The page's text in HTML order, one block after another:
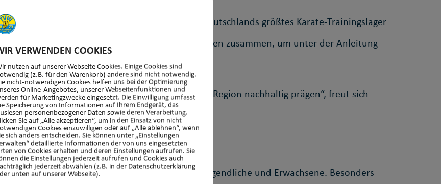
vom 4. bis 8. August das Karate-Gasshuku – Deutschlands größtes Karate-Trainingslager –
Sportler aus Deutschland und der Welt kommen zusammen, um unter der Anleitung
zu trainieren.
Diese Veranstaltung wird unser Dojo und die Region nachhaltig prägen“, freut sich
Juni 2025 neue Anfängerkurse für Kinder, Jugendliche und Erwachsene. Besonders
VERWENDEN COOKIES
nutzen auf unserer Webseite Cookies. Einige Cookies sind
(z.B. für den Warenkorb) andere sind nicht notwendig.
nicht-notwendigen Cookies helfen uns bei der Optimierung
Online-Angebotes, unserer Webseitenfunktionen und
für Marketingzwecke eingesetzt. Die Einwilligung umfasst
Speicherung von Informationen auf Ihrem Endgerät, das
personenbezogener Daten sowie deren Verarbeitung.
Sie auf „Alle akzeptieren“, um in den Einsatz von nicht
Cookies einzuwilligen oder auf „Alle ablehnen“, wenn
sich anders entscheiden. Sie können unter „Einstellungen
detaillierte Informationen der von uns eingesetzten
von Cookies erhalten und deren Einstellungen aufrufen. Sie
die Einstellungen jederzeit aufrufen und Cookies auch
jederzeit abwählen (z.B. in der Datenschutzerklärung
unten auf unserer Webseite).